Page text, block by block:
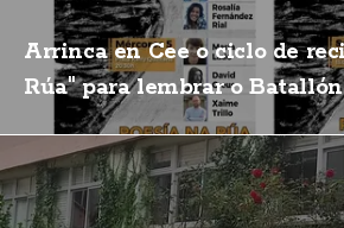
Arrinca en Cee o ciclo de
Rúa" para lembrar o